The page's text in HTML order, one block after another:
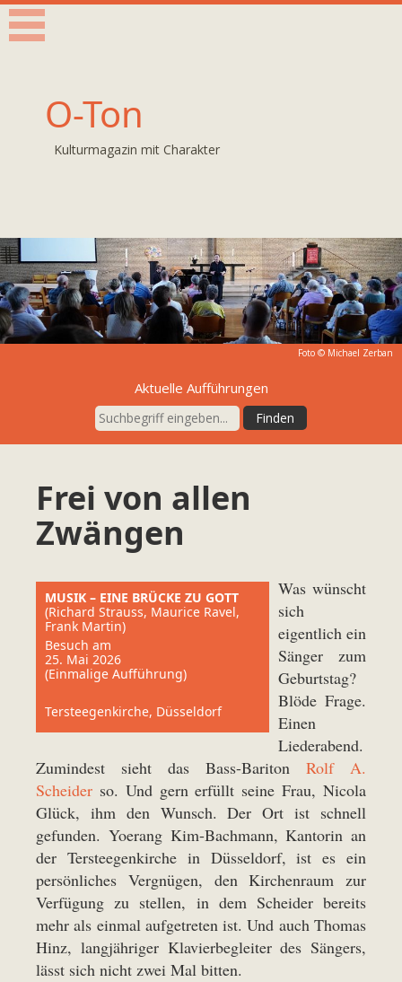
O-Ton
Kulturmagazin mit Charakter
Foto © Michael Zerban
Aktuelle Aufführungen
Frei von allen
Zwängen
MUSIK – EINE BRÜCKE ZU GOTT
(Richard Strauss, Maurice Ravel,
Frank Martin)
Besuch am
25. Mai 2026
(Einmalige Aufführung)
Tersteegenkirche, Düsseldorf
Was wünscht
sich
eigentlich ein
Sänger zum
Geburtstag?
Blöde Frage.
Einen
Liederabend.
Zumindest sieht das Bass-Bariton Rolf A.
Scheider so. Und gern erfüllt seine Frau, Nicola
Glück, ihm den Wunsch. Der Ort ist schnell
gefunden. Yoerang Kim-Bachmann, Kantorin an
der Tersteegenkirche in Düsseldorf, ist es ein
persönliches Vergnügen, den Kirchenraum zur
Verfügung zu stellen, in dem Scheider bereits
mehr als einmal aufgetreten ist. Und auch Thomas
Hinz, langjähriger Klavierbegleiter des Sängers,
lässt sich nicht zwei Mal bitten.